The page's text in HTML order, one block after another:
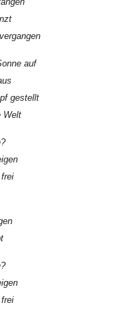
auf
gestellt
Welt